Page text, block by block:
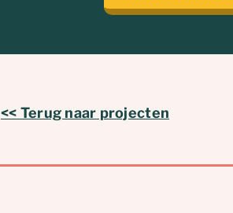
<< Terug naar projecten